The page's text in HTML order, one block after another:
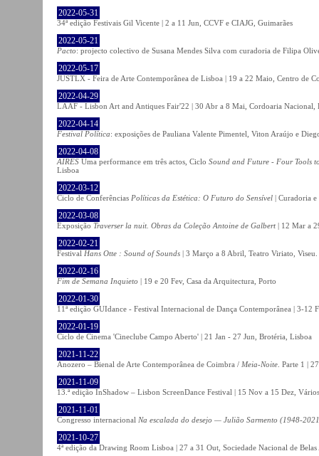
2022-05-31
34ª edição Festivais Gil Vicente | 2 a 11 Jun, CCVF e CIAJG, Guimarães
2022-05-21
Pacto: projecto colectivo de Susana Mendes Silva com curadoria de Filipa
2022-05-17
JUSTLX - Feira de Arte Contemporânea de Lisboa | 19 a 22 Maio, Centro de
2022-04-29
LAAF - Lisbon Art and Antiques Fair'22 | 30 Abr a 8 Mai, Cordoaria Nacional,
2022-04-14
Festival Política: exposições de Pauliana Valente Pimentel, Viton Araújo e
2022-04-08
AIRES Uma performance em três actos, Ciclo Sound and Future - Four Tools
Lisboa
2022-03-12
Ciclo de Conferências Políticas da Estética: O Futuro do Sensível | Curadoria
2022-03-08
Exposição Traverser la nuit. Obras da Coleção Antoine de Galbert | 12 Mar a
2022-02-21
Festival Hans Otte : Sound of Sounds | 3 Março a 8 Abril, Teatro Viriato, Viseu.
2022-02-16
Fim de Semana Inquieto | 19 e 20 Fev, Casa da Arquitectura, Porto
2022-01-30
11ª edição GUIdance - Festival Internacional de Dança Contemporânea | 3-12
2022-01-19
Ciclo de Cinema 'Cineclube Campo Aberto' | 21 Jan - 27 Jun, Brotéria, Lisboa
2021-11-22
Anozero – Bienal de Arte Contemporânea de Coimbra / Meia-Noite . Parte 1 |
2021-11-09
13.ª edição InShadow – Lisbon ScreenDance Festival | 15 Nov a 15 Dez,
2021-11-01
Congresso internacional Na escalada do desejo — Julião Sarmento (1948-
2021-10-27
4ª edição da Drawing Room Lisboa | 27 a 31 Out, Sociedade Nacional de